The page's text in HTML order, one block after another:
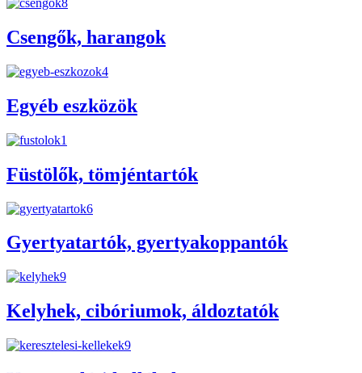
Csengők, harangok
Egyéb eszközök
Füstölők, tömjéntartók
Gyertyatartók, gyertyakoppantók
Kelyhek, cibóriumok, áldoztatók